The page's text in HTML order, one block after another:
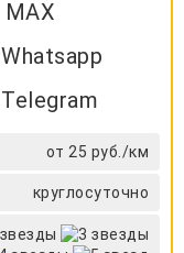
MAX
Whatsapp
Telegram
от 25 руб./км
круглосуточно